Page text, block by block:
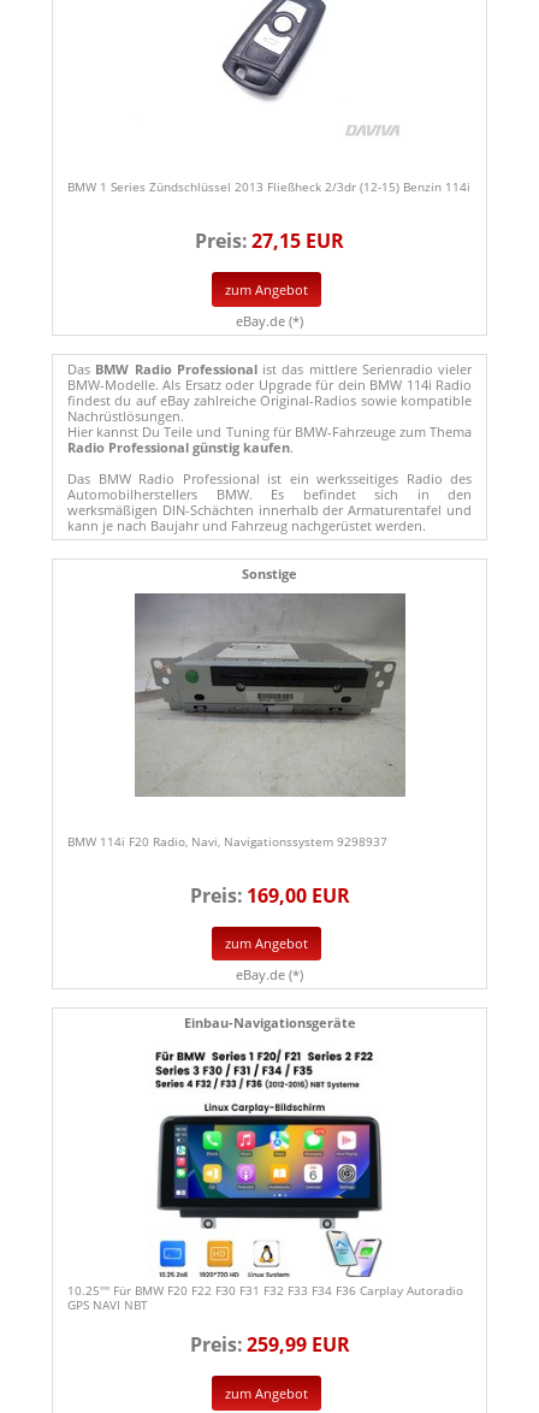
BMW 1 Series Zündschlüssel 2013 Fließheck 2/3dr (12-15) Benzin 114i
Preis:27,15 EUR
zum Angebot
eBay.de (*)
Das BMW Radio Professionalist das mittlere Serienradio vieler
BMW-Modelle. Als Ersatz oder Upgrade für dein BMW 114i Radio
findest du auf eBay zahlreiche Original-Radios sowie kompatible
Nachrüstlösungen.
Hier kannst Du Teile und Tuning für BMW-Fahrzeuge zum Thema
Radio Professional günstig kaufen.
Das BMW Radio Professional ist ein werksseitiges Radio des
Automobilherstellers BMW. Es befindet sich in den
werksmäßigen DIN-Schächten innerhalb der Armaturentafel und
kann je nach Baujahr und Fahrzeug nachgerüstet werden.
Sonstige
BMW 114i F20 Radio, Navi, Navigationssystem 9298937
Preis: 169,00 EUR
zum Angebot
eBay.de (*)
Einbau-Navigationsgeräte
10.25'''' Für BMW F20 F22 F30 F31 F32 F33 F34 F36 Carplay Autoradio
GPS NAVI NBT
Preis:259,99 EUR
zum Angebot